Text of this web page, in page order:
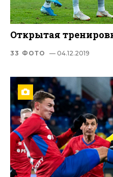
Открытая
33 ФОТО — 04.12.2019